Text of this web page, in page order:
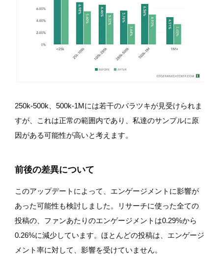
250k-500k、500k-1Mには若干のバラツキが見受けられま
すが、これは正常の範囲内であり、私達のサンプルに原
因がある可能性が高いと考えます。
前後の差異について
このアップデートによって、エンゲージメントに影響が
あった可能性も検討しました。リサーチに使った全ての
投稿の、ファンあたりのエンゲージメントは0.29%から
0.26%に減少しています。ほとんどの投稿は、エンゲージ
メント率に対して、影響を受けていません。